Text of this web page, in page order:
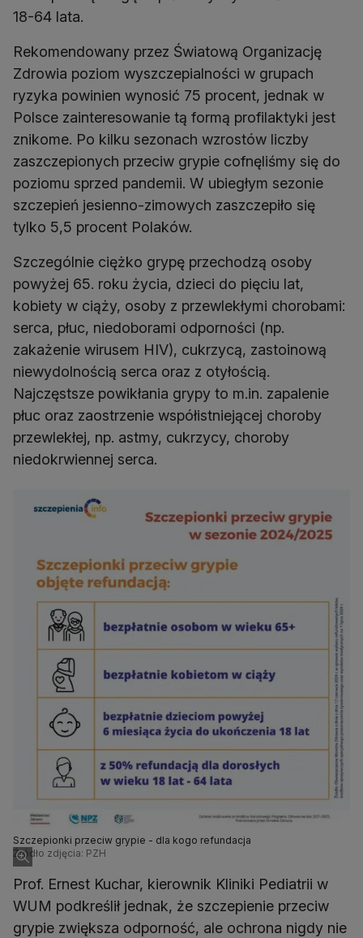
18-64 lata.
Rekomendowany przez Światową Organizację
Zdrowia poziom wyszczepialności w grupach
ryzyka powinien wynosić 75 procent, jednak w
Polsce zainteresowanie tą formą profilaktyki jest
znikome. Po kilku sezonach wzrostów liczby
zaszczepionych przeciw grypie cofnęliśmy się do
poziomu sprzed pandemii. W ubiegłym sezonie
szczepień jesienno-zimowych zaszczepiło się
tylko 5,5 procent Polaków.
Szczególnie ciężko grypę przechodzą osoby
powyżej 65. roku życia, dzieci do pięciu lat,
kobiety w ciąży, osoby z przewlekłymi chorobami:
serca, płuc, niedoborami odporności (np.
zakażenie wirusem HIV), cukrzycą, zastoinową
niewydolnością serca oraz z otyłością.
Najczęstsze powikłania grypy to m.in. zapalenie
płuc oraz zaostrzenie współistniejącej choroby
przewlekłej, np. astmy, cukrzycy, choroby
niedokrwiennej serca.
Szczepionki przeciw grypie - dla kogo refundacja
Źródło zdjęcia: PZH
Prof. Ernest Kuchar, kierownik Kliniki Pediatrii w
WUM podkreślił jednak, że szczepienie przeciw
grypie zwiększa odporność, ale ochrona nigdy nie